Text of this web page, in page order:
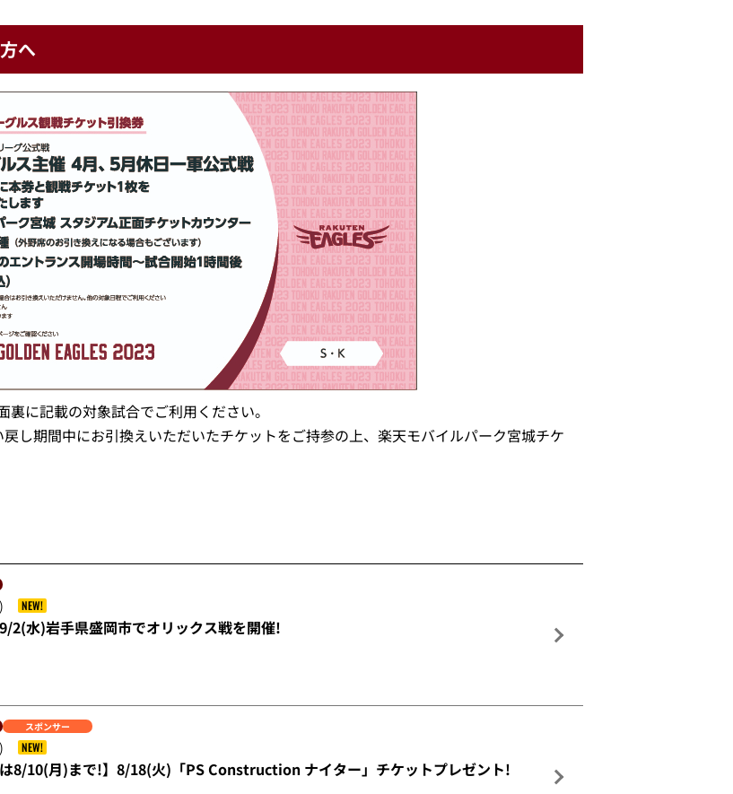
へ
に記載の対象試合でご利用ください。
し期間中にお引換えいただいたチケットをご持参の上、楽天モバイルパーク宮城チケ
NEW!
水)岩手県盛岡市でオリックス戦を開催!
スポンサー
NEW!
は8/10(月)まで!】8/18(火)「PS Construction ナイター」チケットプレゼント!